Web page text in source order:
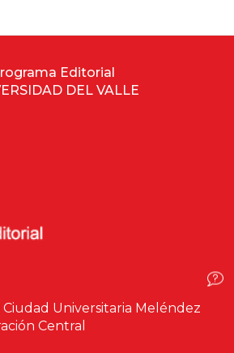
Editorial
DEL VALLE
Ciudad Universitaria Meléndez
Central